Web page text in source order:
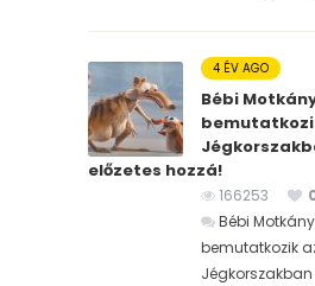
4 ÉV AGO
Bébi
előzetes hozzá!
166253
Bébi
bemutatkozik